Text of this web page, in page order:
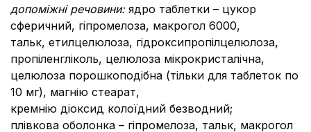
допоміжні речовини: ядро таблетки – цукор
сферичний, гіпромелоза, макрогол 6000,
тальк, етилцелюлоза, гідроксипропілцелюлоза,
пропіленгліколь, целюлоза мікрокристалічна,
целюлоза порошкоподібна (тільки для таблеток по
10 мг), магнію стеарат,
кремнію діоксид колоїдний безводний;
плівкова оболонка – гіпромелоза, тальк, макрогол